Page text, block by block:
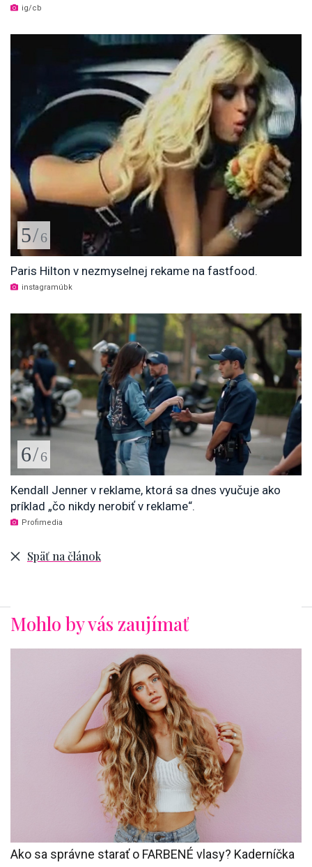
ig/cb
5/6
Paris Hilton v nezmyselnej rekame na fastfood.
instagramúbk
6/6
Kendall Jenner v reklame, ktorá sa dnes vyučuje ako
príklad „čo nikdy nerobiť v reklame“.
Profimedia
Späť na článok
Mohlo by vás zaujímať
Ako sa správne starať o FARBENÉ vlasy? Kaderníčka